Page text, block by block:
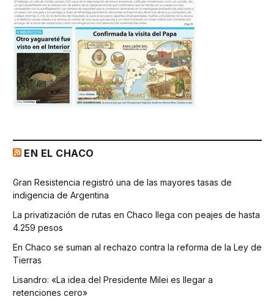
EN EL CHACO
Gran Resistencia registró una de las mayores tasas de
indigencia de Argentina
La privatización de rutas en Chaco llega con peajes de hasta
4.259 pesos
En Chaco se suman al rechazo contra la reforma de la Ley de
Tierras
Lisandro: «La idea del Presidente Milei es llegar a
retenciones cero»